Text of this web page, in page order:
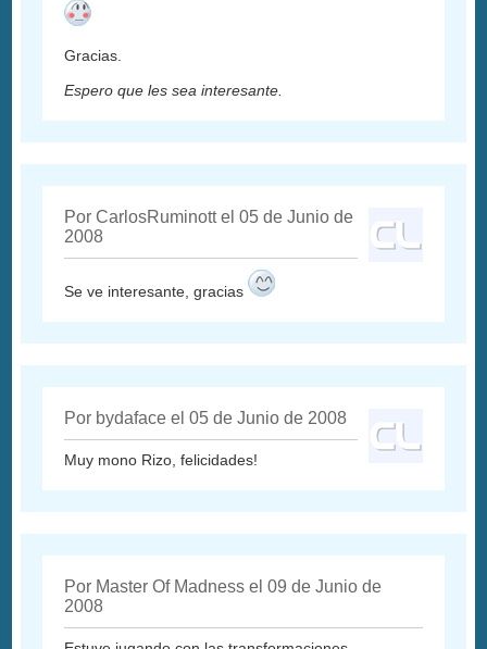
Gracias.
Espero que les sea interesante.
Por CarlosRuminott el 05 de Junio de
2008
Se ve interesante, gracias
Por bydaface el 05 de Junio de 2008
Muy mono Rizo, felicidades!
Por Master Of Madness el 09 de Junio de
2008